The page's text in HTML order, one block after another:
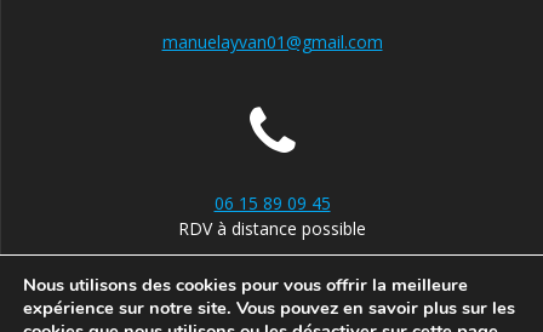
manuelayvan01@gmail.com
06 15 89 09 45
RDV à distance possible
Nous utilisons des cookies pour vous offrir la meilleure
expérience sur notre site. Vous pouvez en savoir plus sur les